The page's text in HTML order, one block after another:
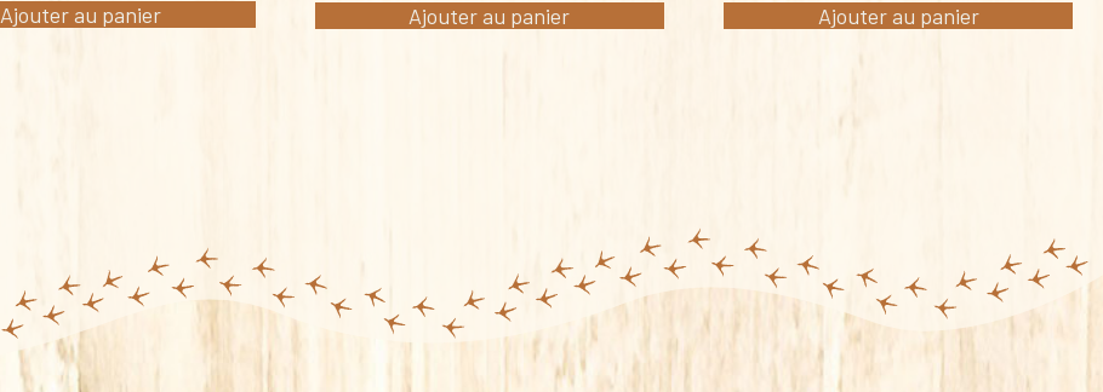
Ajouter au panier Ajouter au panier Ajouter au panier